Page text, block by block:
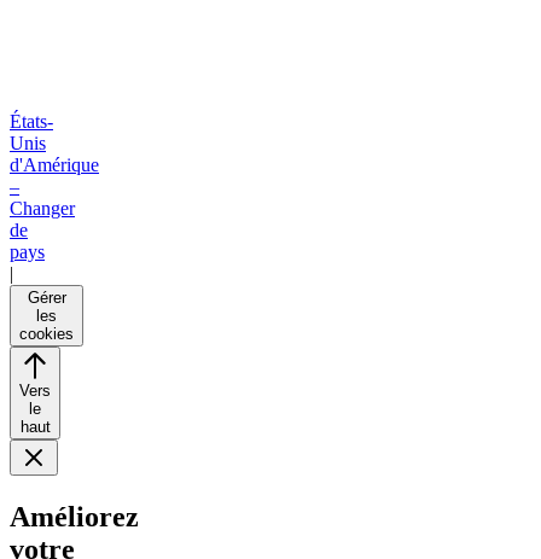
États-
Unis
d'Amérique
–
Changer
de
pays
|
Gérer
les
cookies
Vers
le
haut
Améliorez
votre